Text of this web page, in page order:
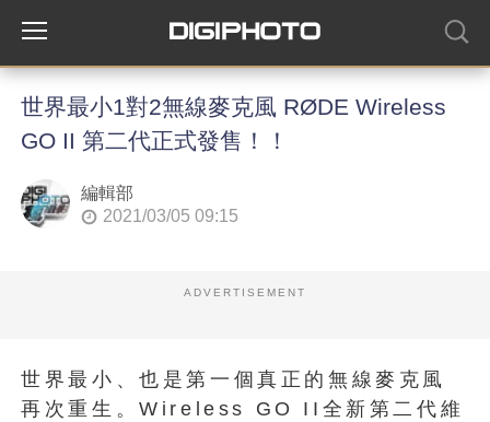
世界最小1對2無線麥克風 RØDE Wireless
GO II 第二代正式發售！！
編輯部
2021/03/05 09:15
ADVERTISEMENT
世界最小、也是第一個真正的無線麥克風
再次重生。Wireless GO II全新第二代維